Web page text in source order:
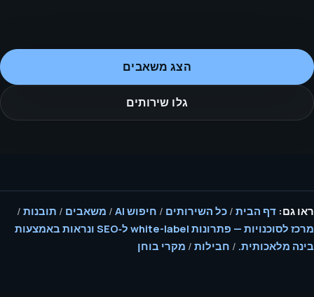
הצג משאבים
גלו שירותים
ראו גם: דף הבית / כל השירותים / חיפוש AI / משאבים / תובנות /
מרכז לסוכנויות — פתרונות white-label ל‑SEO ונראות באמצעות
בינה מלאכותית. / חבילות / מקרי בוחן